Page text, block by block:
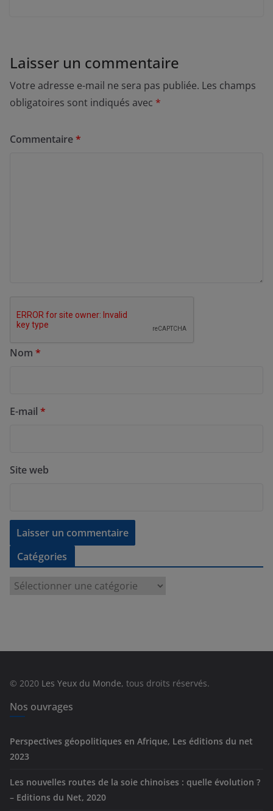
Laisser un commentaire
Votre adresse e-mail ne sera pas publiée. Les champs
obligatoires sont indiqués avec *
Commentaire*
Nom *
E-mail *
Site web
Catégories
e
s
© 2020 Les Yeux du Monde, tous droits réservés.
Nos ouvrages
Perspectives géopolitiques en Afrique, Les éditions du net
2023
Les nouvelles routes de la soie chinoises : quelle évolution ?
– Editions du Net, 2020